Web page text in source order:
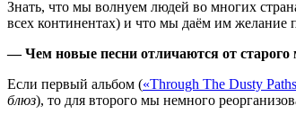
Знать, что мы волнуем людей во многих
всех континентах) и что мы даём им желание
— Чем новые песни отличаются от старого
Если первый альбом («Through The Dusty
блюз), то для второго мы немного